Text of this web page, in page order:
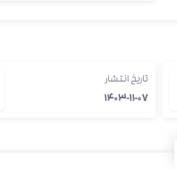
تاریخ انتشار
1403-11-07